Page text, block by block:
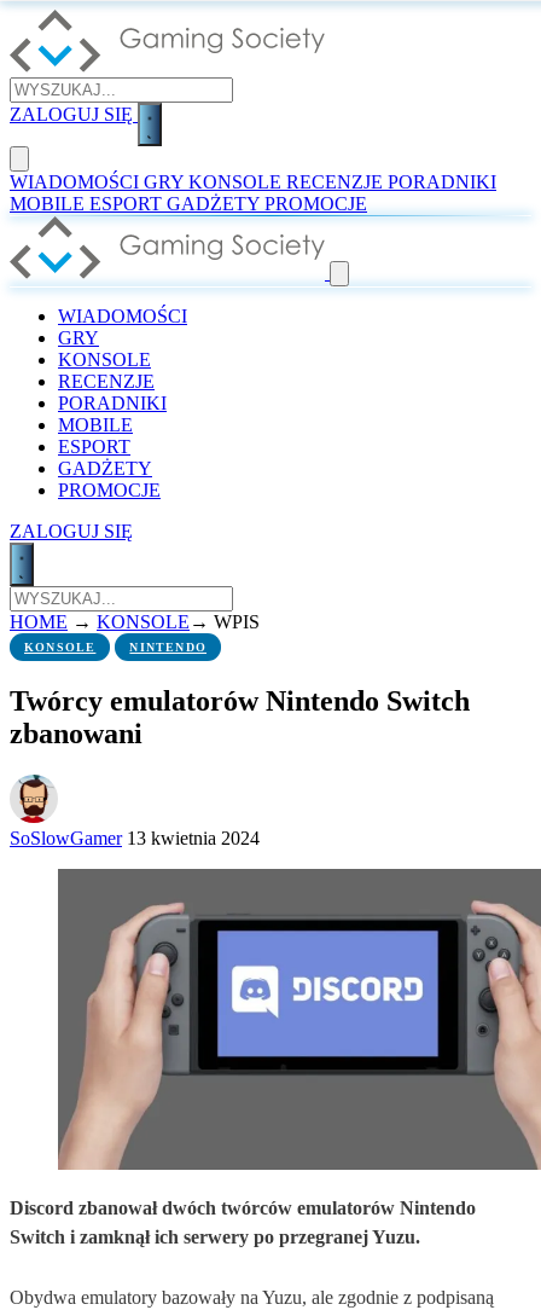
ZALOGUJ SIĘ
WIADOMOŚCI GRY KONSOLE RECENZJE PORADNIKI
MOBILE ESPORT GADŻETY PROMOCJE
WIADOMOŚCI
GRY
KONSOLE
RECENZJE
PORADNIKI
MOBILE
ESPORT
GADŻETY
PROMOCJE
ZALOGUJ SIĘ
HOME → KONSOLE → WPIS
KONSOLE NINTENDO
Twórcy emulatorów Nintendo Switch
zbanowani
SoSlowGamer 13 kwietnia 2024
Discord zbanował dwóch twórców emulatorów Nintendo
Switch i zamknął ich serwery po przegranej Yuzu.
Obydwa emulatory bazowały na Yuzu, ale zgodnie z podpisaną